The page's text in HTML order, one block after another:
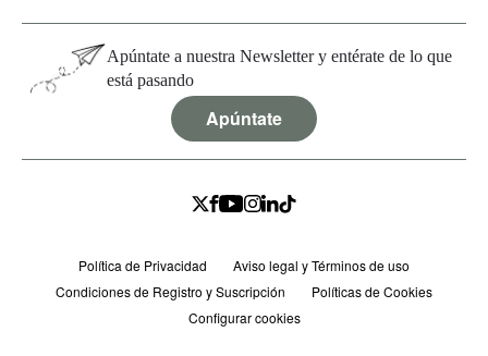
Apúntate a nuestra Newsletter y entérate de lo que
está pasando
Apúntate
Política de Privacidad
Aviso legal y Términos de uso
Condiciones de Registro y Suscripción
Políticas de Cookies
Configurar cookies